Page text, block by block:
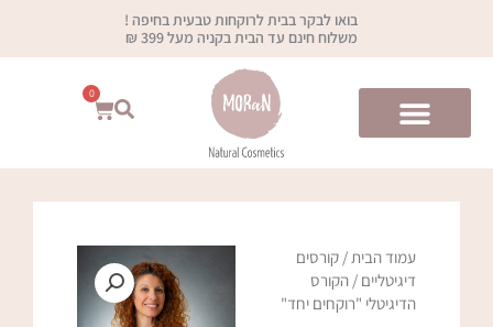
בואו לבקר בבית לרוקחות טבעית בחיפה !
משלוח חינם עד הבית בקניה מעל 399 ₪
0
עגלת
עמוד הבית/ קורסים
דיגיטליים / הקורס
הדיגיטלי "רוקחים יחד"